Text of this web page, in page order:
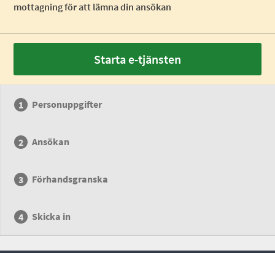
mottagning för att lämna din ansökan
Starta e-tjänsten
Personuppgifter
Ansökan
Förhandsgranska
Skicka in